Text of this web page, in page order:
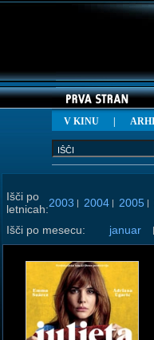
V KINU|
Išči po
letnicah:2003 | 2004 | 2005 |
Išči po mesecu: januar |